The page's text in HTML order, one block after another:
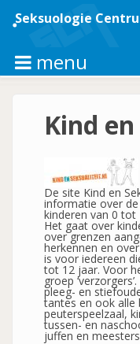
naar
gaan
Seksuologie
menu
Kind
De site Kind en
informatie over
kinderen van 0 tot
Het gaat over
over grenzen
herkennen en
is voor iedereen
tot 12 jaar. Voor
groep
pleeg- en
tantes en ook alle
peuterspeelzaal,
tussen- en
juffen en